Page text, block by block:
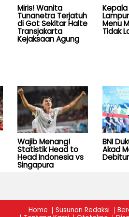
Miris! Wanita
Tunanetra Terjatuh
di Got Sekitar Halte
Transjakarta
Kejaksaan Agung
Kepala
Menu
Tidak
Wajib Menang!
Statistik Head to
Head Indonesia vs
Singapura
BNI
Akad
Home Susunan Redaksi